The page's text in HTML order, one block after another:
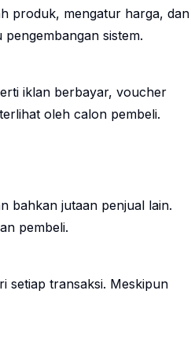
produk, mengatur harga, dan
sistem.
iklan berbayar, voucher
oleh calon pembeli.
bahkan jutaan penjual lain.
pembeli.
setiap transaksi. Meskipun